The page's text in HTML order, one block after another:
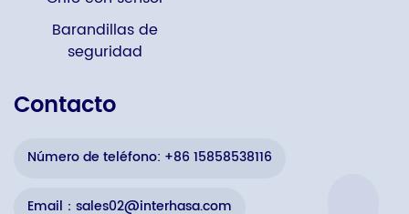
Barandillas de
seguridad
Contacto
Número de teléfono: +86 15858538116
Email：sales02@interhasa.com